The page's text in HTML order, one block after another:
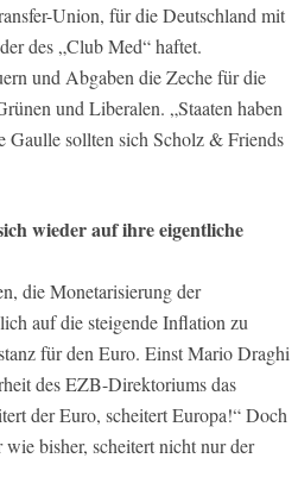
Union, für die Deutschland mit
des „Club Med“ haftet.
und Abgaben die Zeche für die
und Liberalen. „Staaten haben
Gaulle sollten sich Scholz & Friends
wieder auf ihre eigentliche
die Monetarisierung der
auf die steigende Inflation zu
für den Euro. Einst Mario Draghi
des EZB-Direktoriums das
der Euro, scheitert Europa!“ Doch
bisher, scheitert nicht nur der